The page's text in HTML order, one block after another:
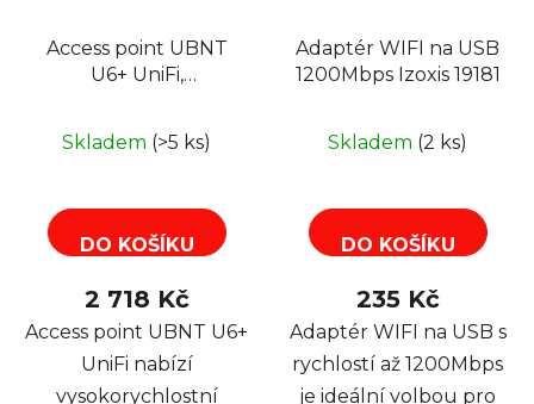
Access point UBNT
U6+ UniFi,
Skladem (>5 ks)
DO KOŠÍKU
2 718 Kč
Access point UBNT U6+
UniFi nabízí
vysokorychlostní
Adaptér WIFI na USB
1200Mbps Izoxis 19181
Skladem (2 ks)
DO KOŠÍKU
235 Kč
Adaptér WIFI na USB s
rychlostí až 1200Mbps
je ideální volbou pro